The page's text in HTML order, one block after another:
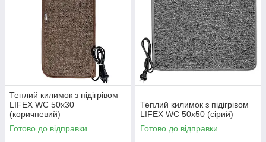
Теплий килимок з підігрівом
LIFEX WC 50х30
(коричневий)
Готово до відправки
Теплий килимок з підігрівом
LIFEX WC 50х50 (сірий)
Готово до відправки